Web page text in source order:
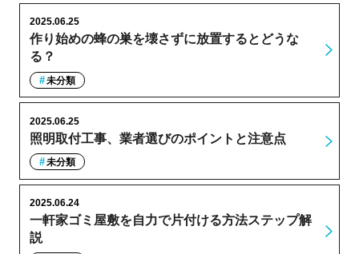
作り始めの蜂の巣を壊さずに放置するとどうな
る？
2025.06.25
未分類
照明取付工事、業者選びのポイントと注意点
2025.06.25
未分類
一軒家ゴミ屋敷を自力で片付ける方法ステップ解
説
2025.06.24